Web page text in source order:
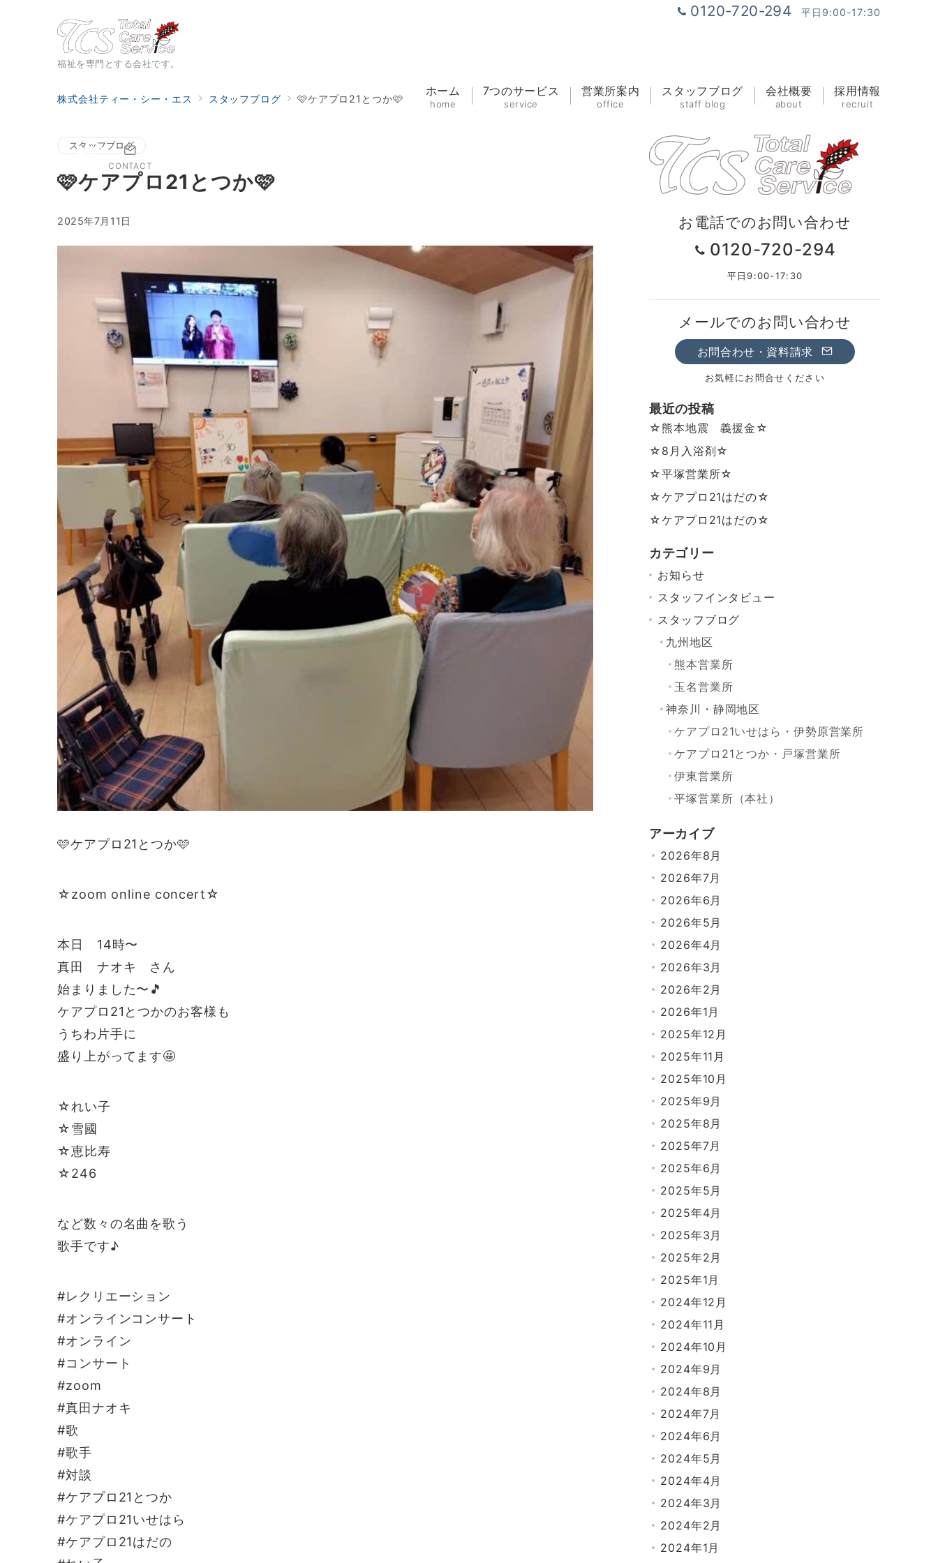
0120-720-294 平日9:00-17:30
福祉を専門とする会社です。
ホーム
home
7つのサービス
service
営業所案内
office
スタッフブログ
staff blog
会社概要
about
採用情報
recruit
CONTACT
株式会社ティー・シー・エス スタッフブログ 🩷ケアプロ21とつか🩷
スタッフブログ
🩷ケアプロ21とつか🩷
2025年7月11日
🩷ケアプロ21とつか🩷
☆zoom online concert☆
本日 14時〜
真田 ナオキ さん
始まりました〜🎵
ケアプロ21とつかのお客様も
うちわ片手に
盛り上がってます🤩
☆れい子
☆雪國
☆恵比寿
☆246
など数々の名曲を歌う
歌手です♪
#レクリエーション
#オンラインコンサート
#オンライン
#コンサート
#zoom
#真田ナオキ
#歌
#歌手
#対談
#ケアプロ21とつか
#ケアプロ21いせはら
#ケアプロ21はだの
お電話でのお問い合わせ
0120-720-294
平日9:00-17:30
メールでのお問い合わせ
お問合わせ・資料請求
お気軽にお問合せください
最近の投稿
☆熊本地震 義援金☆
☆8月入浴剤☆
☆平塚営業所☆
☆ケアプロ21はだの☆
☆ケアプロ21はだの☆
カテゴリー
お知らせ
スタッフインタビュー
スタッフブログ
九州地区
熊本営業所
玉名営業所
神奈川・静岡地区
ケアプロ21いせはら・伊勢原営業所
ケアプロ21とつか・戸塚営業所
伊東営業所
平塚営業所（本社）
アーカイブ
2026年8月
2026年7月
2026年6月
2026年5月
2026年4月
2026年3月
2026年2月
2026年1月
2025年12月
2025年11月
2025年10月
2025年9月
2025年8月
2025年7月
2025年6月
2025年5月
2025年4月
2025年3月
2025年2月
2025年1月
2024年12月
2024年11月
2024年10月
2024年9月
2024年8月
2024年7月
2024年6月
2024年5月
2024年4月
2024年3月
2024年2月
2024年1月